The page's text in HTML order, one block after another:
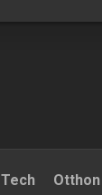
Tech Otthon